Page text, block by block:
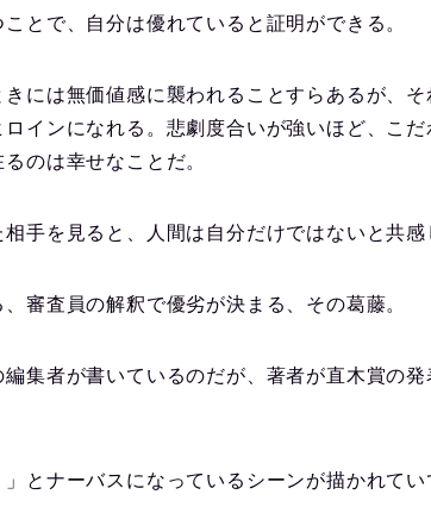
とで、自分は優れていると証明ができる。
には無価値感に襲われることすらあるが、
インになれる。悲劇度合いが強いほど、こだ
のは幸せなことだ。
手を見ると、人間は自分だけではないと共感
審査員の解釈で優劣が決まる、その葛藤。
集者が書いているのだが、著者が直木賞の
」とナーバスになっているシーンが描かれてい